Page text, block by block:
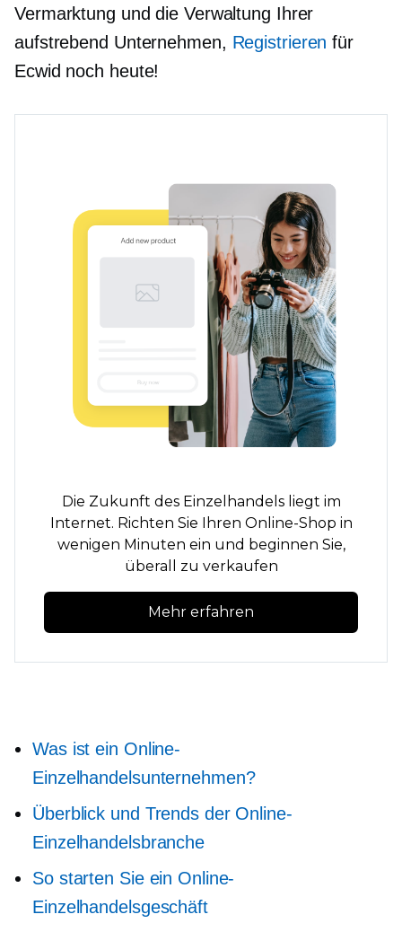
Vermarktung und die Verwaltung Ihrer
aufstrebend Unternehmen, Registrieren für
Ecwid noch heute!
Die Zukunft des Einzelhandels liegt im
Internet. Richten Sie Ihren Online-Shop in
wenigen Minuten ein und beginnen Sie,
überall zu verkaufen
Mehr erfahren
Was ist ein Online-
Einzelhandelsunternehmen?
Überblick und Trends der Online-
Einzelhandelsbranche
So starten Sie ein Online-
Einzelhandelsgeschäft